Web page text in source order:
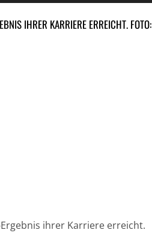
IHRER KARRIERE ERREICHT. FOTO:
ihrer Karriere erreicht.